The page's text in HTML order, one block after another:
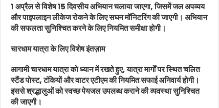
1 अप्रैल से विशेष 15 दिवसीय अभियान चलाया जाएगा, जिसमें जल अपव्यय
और पाइपलाइन लीकेज रोकने के लिए सघन मॉनिटरिंग की जाएगी। अभियान
की सफलता सुनिश्चित करने के लिए नियमित समीक्षा होगी।
चारधाम यात्रा के लिए विशेष इंतज़ाम
आगामी चारधाम यात्रा को ध्यान में रखते हुए, यात्रा मार्गों पर स्थित चलित
स्टैंड पोस्ट, टंकियों और वाटर एटीएम की नियमित सफाई अनिवार्य होगी।
इससे श्रद्धालुओं को स्वच्छ पेयजल उपलब्ध कराने की व्यवस्था सुनिश्चित
की जाएगी।